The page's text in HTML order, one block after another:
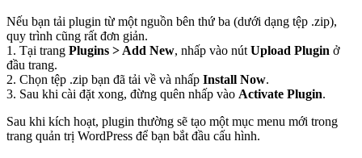
Nếu bạn tải plugin từ một nguồn bên thứ ba (dưới dạng tệp .zip),
quy trình cũng rất đơn giản.
1. Tại trang Plugins > Add New, nhấp vào nút Upload Plugin ở
đầu trang.
2. Chọn tệp .zip bạn đã tải về và nhấp Install Now.
3. Sau khi cài đặt xong, đừng quên nhấp vào Activate Plugin.
Sau khi kích hoạt, plugin thường sẽ tạo một mục menu mới trong
trang quản trị WordPress để bạn bắt đầu cấu hình.